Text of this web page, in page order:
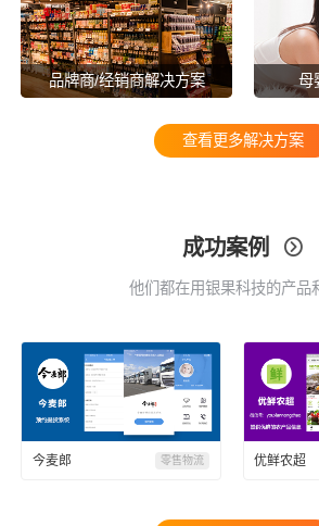
品牌商/经销商解决方案 母
查看更多解决方案
成功案例 
他们都在用银果科技的产品
今麦郎 零售物流 优鲜农超